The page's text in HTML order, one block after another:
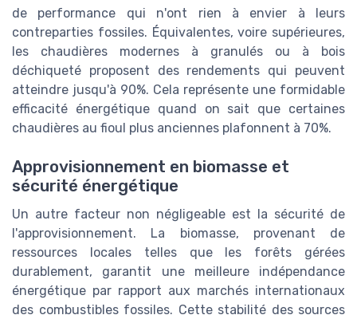
de performance qui n'ont rien à envier à leurs
contreparties fossiles. Équivalentes, voire supérieures,
les chaudières modernes à granulés ou à bois
déchiqueté proposent des rendements qui peuvent
atteindre jusqu'à 90%. Cela représente une formidable
efficacité énergétique quand on sait que certaines
chaudières au fioul plus anciennes plafonnent à 70%.
Approvisionnement en biomasse et
sécurité énergétique
Un autre facteur non négligeable est la sécurité de
l'approvisionnement. La biomasse, provenant de
ressources locales telles que les forêts gérées
durablement, garantit une meilleure indépendance
énergétique par rapport aux marchés internationaux
des combustibles fossiles. Cette stabilité des sources